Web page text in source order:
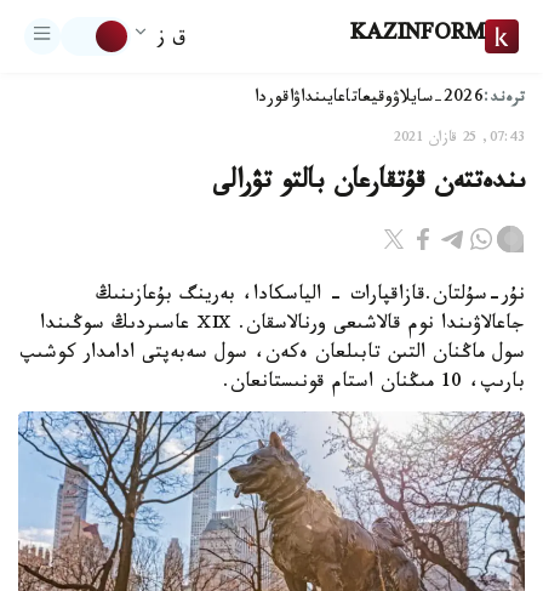
KAZINFORM ق ز
ترەند:2026-سايلاۋ وقيعاتاعايىنداۋاقوردا
07:43, 25 قازان 2021
ىندەتتەن قۇتقارعان بالتو تۋرالى
نۇر-سۇلتان.قازاقپارات - الياسكادا، بەرينگ بۇعازىنىڭ
جاعالاۋىندا نوم قالاشىعى ورنالاسقان. ⅩⅨ عاسىردىڭ سوڭىندا
سول ماڭنان التىن تابىلعان ەكەن، سول سەبەپتى ادامدار كوشىپ
بارىپ، 10 مىڭنان استام قونىستانعان.